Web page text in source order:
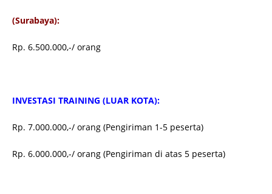
(Surabaya):
Rp. 6.500.000,-/ orang
INVESTASI TRAINING (LUAR KOTA):
Rp. 7.000.000,-/ orang (Pengiriman 1-5 peserta)
Rp. 6.000.000,-/ orang (Pengiriman di atas 5 peserta)